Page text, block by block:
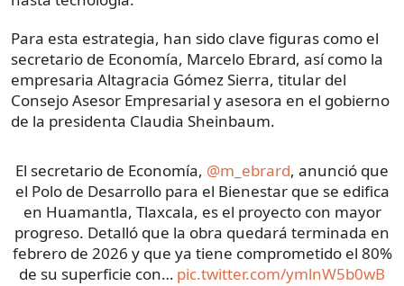
Para esta estrategia, han sido clave figuras como el
secretario de Economía, Marcelo Ebrard, así como la
empresaria Altagracia Gómez Sierra, titular del
Consejo Asesor Empresarial y asesora en el gobierno
de la presidenta Claudia Sheinbaum.
El secretario de Economía, @m_ebrard, anunció que
el Polo de Desarrollo para el Bienestar que se edifica
en Huamantla, Tlaxcala, es el proyecto con mayor
progreso. Detalló que la obra quedará terminada en
febrero de 2026 y que ya tiene comprometido el 80%
de su superficie con… pic.twitter.com/ymlnW5b0wB